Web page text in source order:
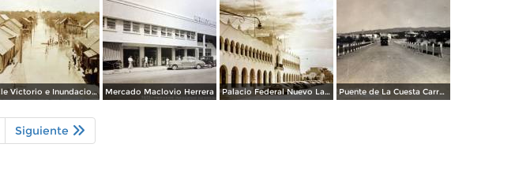
Calle Victorio e Inundacion en Nuevo Laredo, Tamaulipas en 1922. Mercado Maclovio Herrera Palacio Federal Nuevo Laredo, Tamaulipas. Puente de La Cuesta Carretera Monterrey-Laredo.
Siguiente